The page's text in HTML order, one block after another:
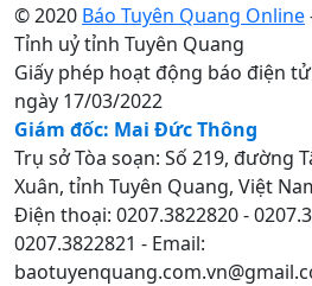
© 2020 Báo Tuyên Quang Online
Tỉnh uỷ tỉnh Tuyên Quang
Giấy phép hoạt động báo điện tử
ngày 17/03/2022
Giám đốc: Mai Đức Thông
Trụ sở Tòa soạn: Số 219, đường
Xuân, tỉnh Tuyên Quang, Việt
Điện thoại: 0207.3822820 -
0207.3822821 - Email: